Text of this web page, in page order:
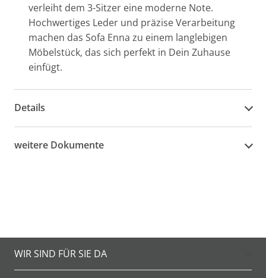
verleiht dem 3-Sitzer eine moderne Note.
Hochwertiges Leder und präzise Verarbeitung
machen das Sofa Enna zu einem langlebigen
Möbelstück, das sich perfekt in Dein Zuhause
einfügt.
Details
weitere Dokumente
WIR SIND FÜR SIE DA